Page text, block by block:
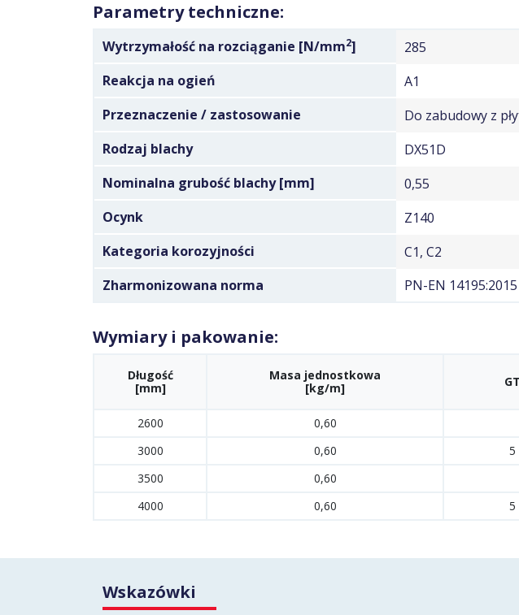
Parametry techniczne:
Wytrzymałość na rozciąganie [N/mm2]
285
Reakcja na ogień
A1
Przeznaczenie / zastosowanie
Do zabudowy z
Rodzaj blachy
DX51D
Nominalna grubość blachy [mm]
0,55
Ocynk
Z140
Kategoria korozyjności
C1, C2
Zharmonizowana norma
PN-EN 14195:2015
Wymiary i pakowanie:
Długość
[mm]
Masa jednostkowa
[kg/m]
2600
0,60
3000
0,60 5
3500
0,60
4000
0,60 5
Wskazówki